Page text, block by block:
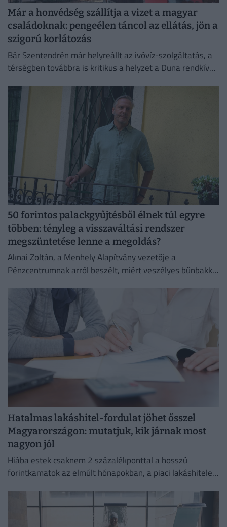
Már a honvédség szállítja a vizet a magyar
családoknak: pengeélen táncol az ellátás, jön a
szigorú korlátozás
Bár Szentendrén már helyreállt az ivóvíz-szolgáltatás, a
térségben továbbra is kritikus a helyzet a Duna rendkívül
50 forintos palackgyűjtésből élnek túl egyre
többen: tényleg a visszaváltási rendszer
megszüntetése lenne a megoldás?
Aknai Zoltán, a Menhely Alapítvány vezetője a
Pénzcentrumnak arról beszélt, miért veszélyes bűnbakká
Hatalmas lakáshitel-fordulat jöhet ősszel
Magyarországon: mutatjuk, kik járnak most
nagyon jól
Hiába estek csaknem 2 százalékponttal a hosszú
forintkamatok az elmúlt hónapokban, a piaci lakáshitelek